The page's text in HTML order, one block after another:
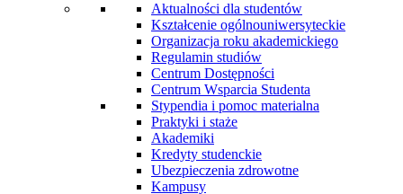
Aktualności dla studentów
Kształcenie ogólnouniwersyteckie
Organizacja roku akademickiego
Regulamin studiów
Centrum Dostępności
Centrum Wsparcia Studenta
Stypendia i pomoc materialna
Praktyki i staże
Akademiki
Kredyty studenckie
Ubezpieczenia zdrowotne
Kampusy